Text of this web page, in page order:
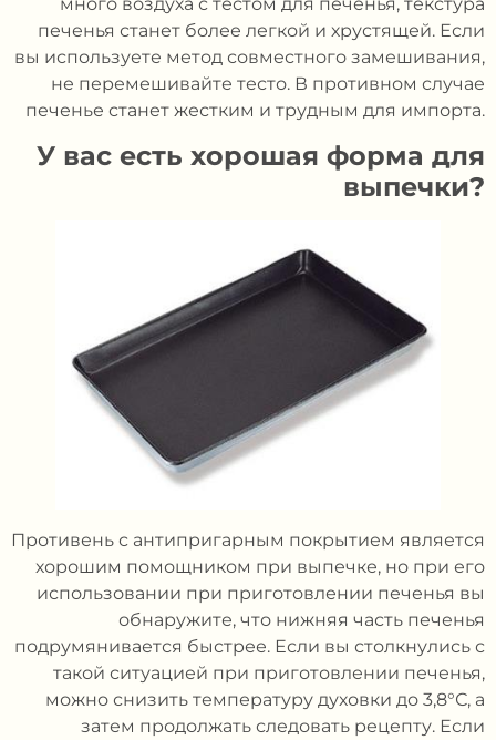
печенья станет более легкой и хрустящей. Если
вы используете метод совместного замешивания,
не перемешивайте тесто. В противном случае
печенье станет жестким и трудным для импорта.
У вас есть хорошая форма для
выпечки?
Противень с антипригарным покрытием является
хорошим помощником при выпечке, но при его
использовании при приготовлении печенья вы
обнаружите, что нижняя часть печенья
подрумянивается быстрее. Если вы столкнулись с
такой ситуацией при приготовлении печенья,
можно снизить температуру духовки до 3,8°С, а
затем продолжать следовать рецепту. Если